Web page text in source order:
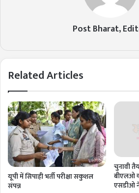
Post Bharat,
Related Articles
यूपी में सिपाही भर्ती परीक्षा सकुशल
संपन्न
चुनावी
बीएलओ
एसडीओ ने